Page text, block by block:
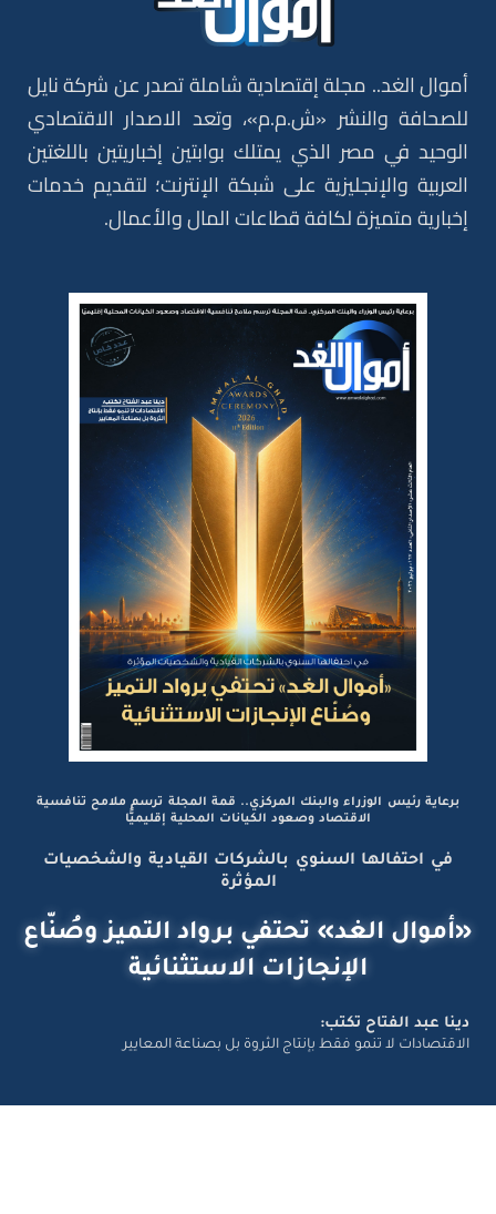
أموال الغد.. مجلة إقتصادية شاملة تصدر عن شركة نايل
للصحافة والنشر «ش.م.م»، وتعد الاصدار الاقتصادي
الوحيد في مصر الذي يمتلك بوابتين إخباريتين باللغتين
العربية والإنجليزية على شبكة الإنترنت؛ لتقديم خدمات
إخبارية متميزة لكافة قطاعات المال والأعمال.
برعاية رئيس الوزراء والبنك المركزي.. قمة المجلة ترسم ملامح تنافسية
الاقتصاد وصعود الكيانات المحلية إقليميًّا
في احتفالها السنوي بالشركات القيادية والشخصيات
المؤثرة
«أموال الغد» تحتفي برواد التميز وصُنّاع
الإنجازات الاستثنائية
دينا عبد الفتاح تكتب:
الاقتصادات لا تنمو فقط بإنتاج الثروة بل بصناعة المعايير